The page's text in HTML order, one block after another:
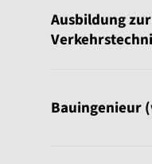
Ausbildung
Bauingenieur